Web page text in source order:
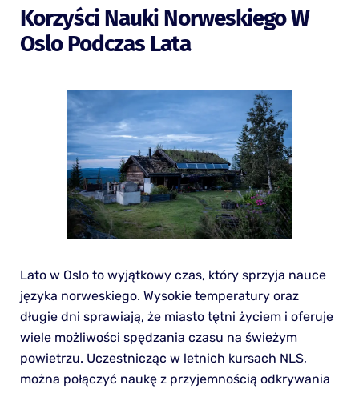
Korzyści Nauki Norweskiego W
Oslo Podczas Lata
Lato w Oslo to wyjątkowy czas, który sprzyja nauce
języka norweskiego. Wysokie temperatury oraz
długie dni sprawiają, że miasto tętni życiem i oferuje
wiele możliwości spędzania czasu na świeżym
powietrzu. Uczestnicząc w letnich kursach NLS,
można połączyć naukę z przyjemnością odkrywania